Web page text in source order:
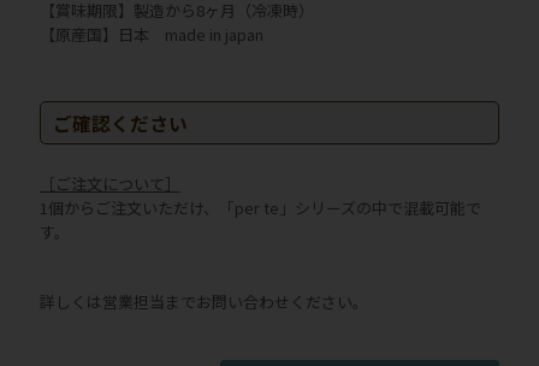
【賞味期限】製造から8ヶ月（冷凍時）
【原産国】日本 made in japan
ご確認ください
［ご注文について］
1個からご注文いただけ、
「per te」シリーズの中 で混載可能で
す。
詳しくは営業担当までお問い合わせください。